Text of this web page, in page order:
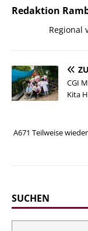
Redaktion
Regional
CGI
Kita
A671 Teilweise
SUCHEN